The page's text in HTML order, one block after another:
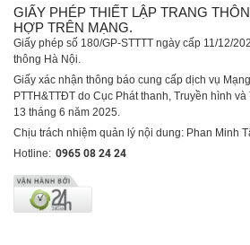
GIẤY PHÉP THIẾT LẬP TRANG
HỢP TRÊN MẠNG.
Giấy phép số 180/GP-STTTT ngày cấp 11/12/
thông Hà Nội.
Giấy xác nhận thông báo cung cấp dịch vụ
PTTH&TTĐT do Cục Phát thanh, Truyền hình
13 tháng 6 năm 2025.
Chịu trách nhiệm quản lý nội dung: Phan Minh
Hotline: 0965 08 24 24